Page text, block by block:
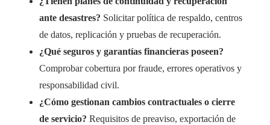
ante desastres? Solicitar política de respaldo, centros
de datos, replicación y pruebas de recuperación.
¿Qué seguros y garantías financieras poseen?
Comprobar cobertura por fraude, errores operativos y
responsabilidad civil.
¿Cómo gestionan cambios contractuales o cierre
de servicio? Requisitos de preaviso, exportación de